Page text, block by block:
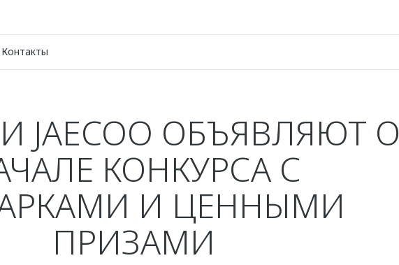
Контакты
JAECOO ОБЪЯВЛЯЮТ О
КОНКУРСА С
И ЦЕННЫМИ
ПРИЗАМИ